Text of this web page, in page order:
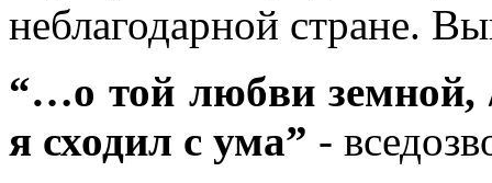
неблагодарной стране.
“…о той любви
я сходил с ума” -